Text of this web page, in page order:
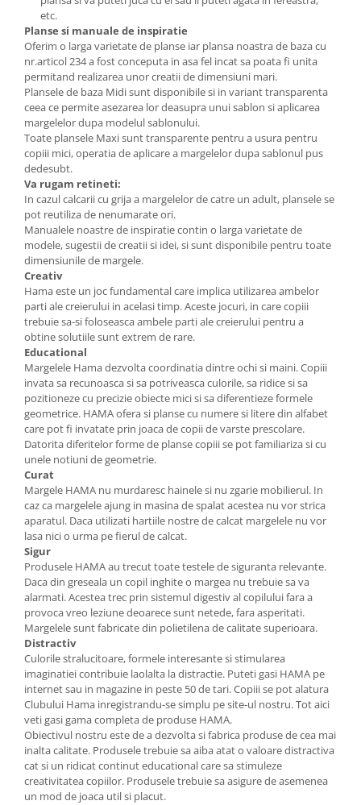
etc.
Planse si manuale de inspiratie
Oferim o larga varietate de planse iar plansa noastra de baza cu
nr.articol 234 a fost conceputa in asa fel incat sa poata fi unita
permitand realizarea unor creatii de dimensiuni mari.
Plansele de baza Midi sunt disponibile si in variant transparenta
ceea ce permite asezarea lor deasupra unui sablon si aplicarea
margelelor dupa modelul sablonului.
Toate plansele Maxi sunt transparente pentru a usura pentru
copiii mici, operatia de aplicare a margelelor dupa sablonul pus
dedesubt.
Va rugam retineti:
In cazul calcarii cu grija a margelelor de catre un adult, plansele se
pot reutiliza de nenumarate ori.
Manualele noastre de inspiratie contin o larga varietate de
modele, sugestii de creatii si idei, si sunt disponibile pentru toate
dimensiunile de margele.
Creativ
Hama este un joc fundamental care implica utilizarea ambelor
parti ale creierului in acelasi timp. Aceste jocuri, in care copiii
trebuie sa-si foloseasca ambele parti ale creierului pentru a
obtine solutiile sunt extrem de rare.
Educational
Margelele Hama dezvolta coordinatia dintre ochi si maini. Copiii
invata sa recunoasca si sa potriveasca culorile, sa ridice si sa
pozitioneze cu precizie obiecte mici si sa diferentieze formele
geometrice. HAMA ofera si planse cu numere si litere din alfabet
care pot fi invatate prin joaca de copii de varste prescolare.
Datorita diferitelor forme de planse copiii se pot familiariza si cu
unele notiuni de geometrie.
Curat
Margele HAMA nu murdaresc hainele si nu zgarie mobilierul. In
caz ca margelele ajung in masina de spalat acestea nu vor strica
aparatul. Daca utilizati hartiile nostre de calcat margelele nu vor
lasa nici o urma pe fierul de calcat.
Sigur
Produsele HAMA au trecut toate testele de siguranta relevante.
Daca din greseala un copil inghite o margea nu trebuie sa va
alarmati. Acestea trec prin sistemul digestiv al copilului fara a
provoca vreo leziune deoarece sunt netede, fara asperitati.
Margelele sunt fabricate din polietilena de calitate superioara.
Distractiv
Culorile stralucitoare, formele interesante si stimularea
imaginatiei contribuie laolalta la distractie. Puteti gasi HAMA pe
internet sau in magazine in peste 50 de tari. Copiii se pot alatura
Clubului Hama inregistrandu-se simplu pe site-ul nostru. Tot aici
veti gasi gama completa de produse HAMA.
Obiectivul nostru este de a dezvolta si fabrica produse de cea mai
inalta calitate. Produsele trebuie sa aiba atat o valoare distractiva
cat si un ridicat continut educational care sa stimuleze
creativitatea copiilor. Produsele trebuie sa asigure de asemenea
un mod de joaca util si placut.